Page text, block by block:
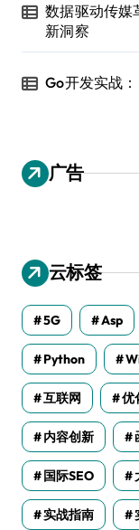
数据驱动传媒
新洞察
Go开发实战
广告
云标签
5G Asp
Python
互联网 优
内容创新
国际SEO
实战指南